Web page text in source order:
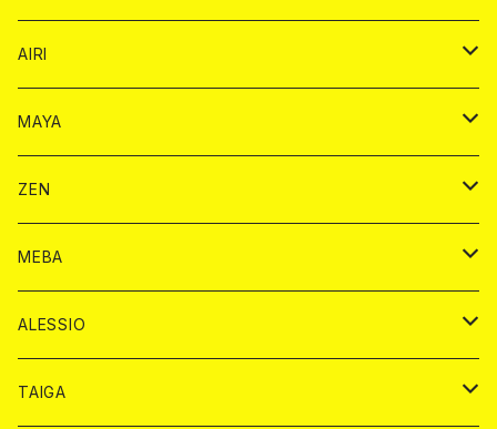
シャンパンカード
モエシャンドン カード
ヴーヴクリコ カード
BAIKA カード
ノーマル カード
プレミアム カード
ドリンク カード
１ドリンクカード
ショット
チェキ カード
チェキ １５００円
AIRI
シャンパン カード
モエシャンドン カード
ヴーヴクリコ カード
BAIKA カード
ノーマル カード
プレミアム カード
ドリンク カード
１ドリンク カード
ショット
チェキ カード
チェキ １５００円
MAYA
ドリンク
1ドリンク
ショット
チェキ
BAIKA
ZEN
ドリンク
シャンパン
ショット
チェキ
BAIKA
MEBA
ドリンク
シャンパンカード
チップ
ALESSIO
ドリンク
TAIGA